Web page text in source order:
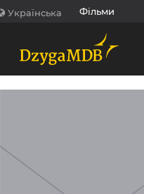
Українська Фільми